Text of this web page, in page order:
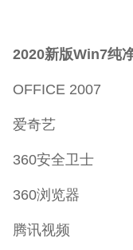
2020新版Win7纯
OFFICE 2007
爱奇艺
360安全卫士
360浏览器
腾讯视频